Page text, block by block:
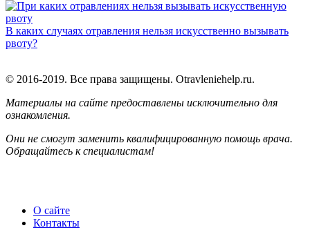
В каких случаях отравления нельзя искусственно вызывать
рвоту?
© 2016-2019. Все права защищены. Otravleniehelp.ru.
Материалы на сайте предоставлены исключительно для
ознакомления.
Они не смогут заменить квалифицированную помощь врача.
Обращайтесь к специалистам!
О сайте
Контакты